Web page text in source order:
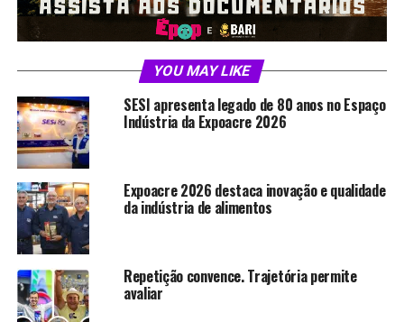
“Estamos avançando, com previsão de
mais de 450 unidades habitacionais
este ano, entre casas e edificações
verticais”
Durante a visita, o prefeito afirmou que a gestão
acompanha o andamento dos serviços para verificar o
cumprimento do cronograma. Segundo Alysson
Bestene, a previsão é que mais de 450 unidades
habitacionais sejam entregues este ano em Rio Branco,
entre casas e prédios.
YOU MAY LIKE
SESI apresenta legado de 80 anos no Espaço
Indústria da Expoacre 2026
Expoacre 2026 destaca inovação e qualidade
da indústria de alimentos
Repetição convence. Trajetória permite
avaliar